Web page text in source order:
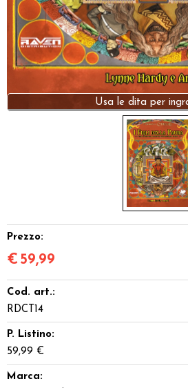
Prezzo:
€ 59,99
Cod. art.:
RDCT14
P. Listino:
59,99 €
Marca: